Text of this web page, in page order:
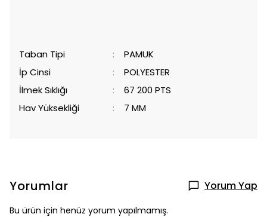
Taban Tipi :
PAMUK
İp Cinsi
:
POLYESTER
İlmek Sıklığı
:
67 200 PTS
Hav Yüksekliği
: 7 MM
Yorumlar Yorum Yap
Bu ürün için henüz yorum yapılmamış.